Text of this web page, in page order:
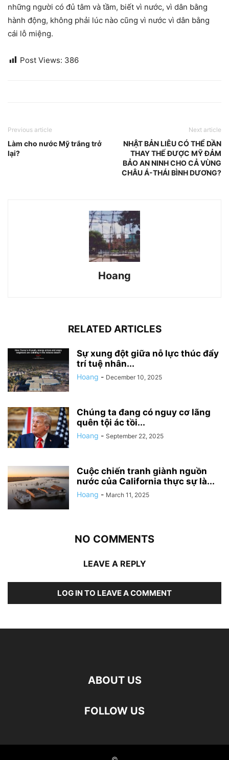
những người có đủ tâm và tầm, biết vì nước, vì dân bằng
hành động, không phải lúc nào cũng vì nước vì dân bằng
cái lỗ miệng.
Post Views: 386
Previous article
Làm cho nước Mỹ trắng trở
lại?
Next article
NHẬT BẢN LIÊU CÓ THỂ DẦN
THAY THẾ ĐƯỢC MỸ ĐẢM
BẢO AN NINH CHO CẢ VÙNG
CHÂU Á-THÁI BÌNH DƯƠNG?
Hoang
RELATED ARTICLES
Sự xung đột giữa nỗ lực thúc đẩy
trí tuệ nhân...
Hoang - December 10, 2025
Chúng ta đang có nguy cơ lãng
quên tội ác tồi...
Hoang - September 22, 2025
Cuộc chiến tranh giành nguồn
nước của California thực sự là...
Hoang - March 11, 2025
NO COMMENTS
LEAVE A REPLY
LOG IN TO LEAVE A COMMENT
ABOUT US
FOLLOW US